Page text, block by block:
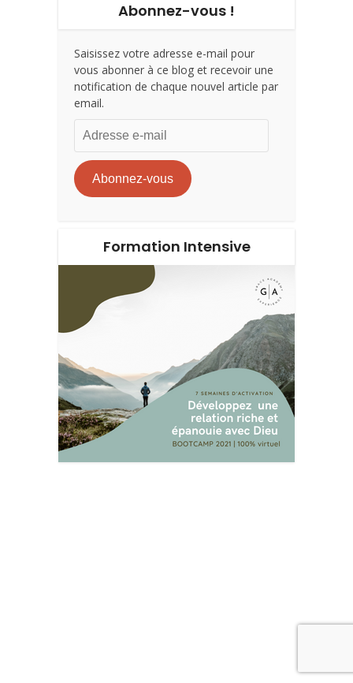
Abonnez-vous !
Saisissez votre adresse e-mail pour
vous abonner à ce blog et recevoir une
notification de chaque nouvel article par
email.
Adresse
e-
mail
Abonnez-vous
Formation Intensive